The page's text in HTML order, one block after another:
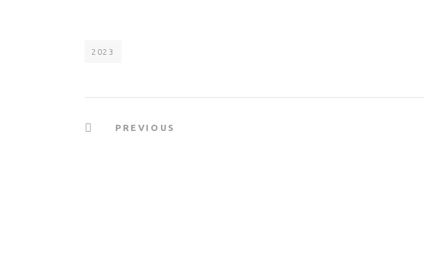
2023
PREVIOUS